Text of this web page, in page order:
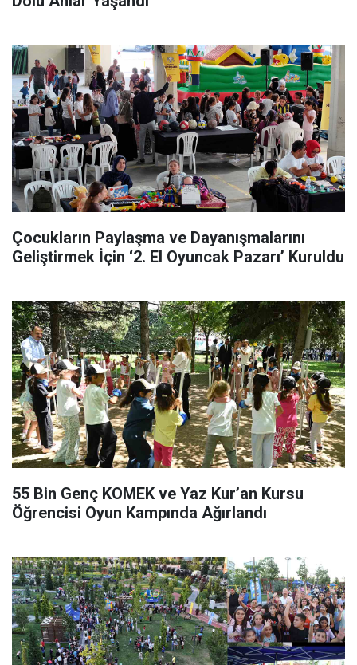
Çocukların Paylaşma ve Dayanışmalarını
Geliştirmek İçin ‘2. El Oyuncak Pazarı’ Kuruldu
55 Bin Genç KOMEK ve Yaz Kur’an Kursu
Öğrencisi Oyun Kampında Ağırlandı